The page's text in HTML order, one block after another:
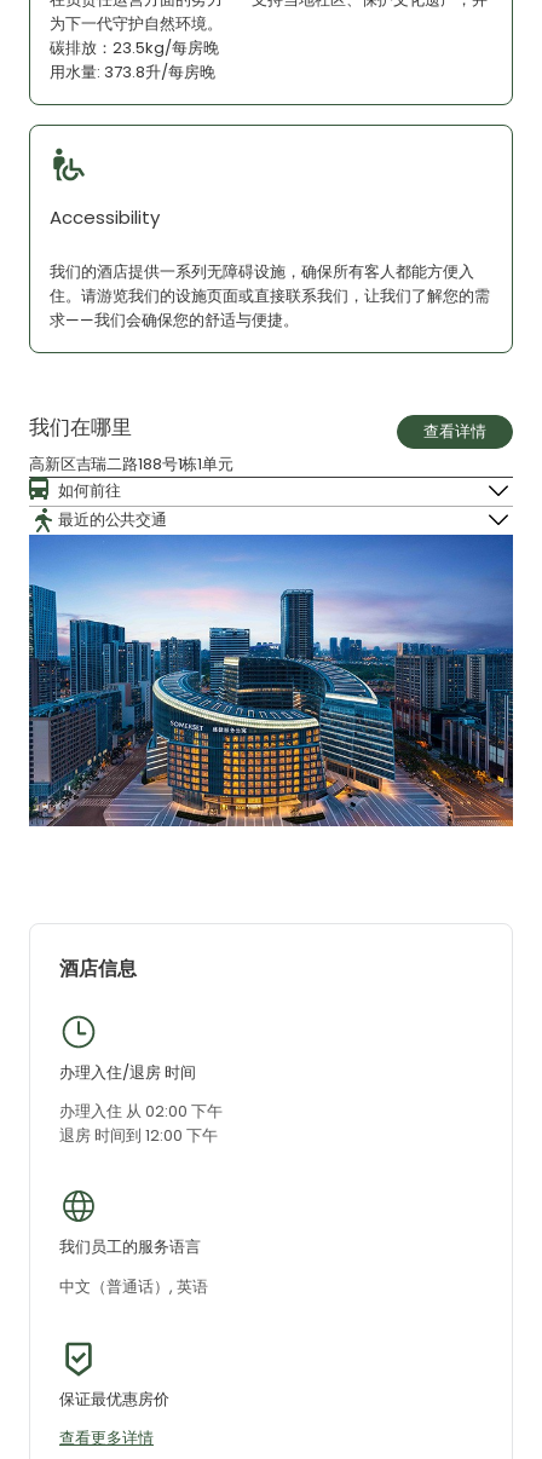
为下一代守护自然环境。
碳排放：23.5kg/每房晚
用水量: 373.8升/每房晚
Accessibility
我们的酒店提供一系列无障碍设施，确保所有客人都能方便入
住。请游览我们的设施页面或直接联系我们，让我们了解您的需
求——我们会确保您的舒适与便捷。
我们在哪里
查看详情
高新区吉瑞二路188号1栋1单元
如何前往
最近的公共交通
酒店信息
办理入住/退房 时间
办理入住 从 02:00 下午
退房 时间到 12:00 下午
我们员工的服务语言
中文（普通话）, 英语
保证最优惠房价
查看更多详情